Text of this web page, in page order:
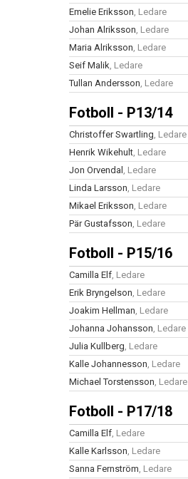
Emelie Eriksson, Ledare
Johan Alriksson, Ledare
Maria Alriksson, Ledare
Seif Malik, Ledare
Tullan Andersson, Ledare
Fotboll - P13/14
Christoffer Swartling, Ledare
Henrik Wikehult, Ledare
Jon Orvendal , Ledare
Linda Larsson, Ledare
Mikael Eriksson, Ledare
Pär Gustafsson, Ledare
Fotboll - P15/16
Camilla Elf, Ledare
Erik Bryngelson, Ledare
Joakim Hellman, Ledare
Johanna Johansson, Ledare
Julia Kullberg, Ledare
Kalle Johannesson, Ledare
Michael Torstensson, Ledare
Fotboll - P17/18
Camilla Elf, Ledare
Kalle Karlsson, Ledare
Sanna Fernström, Ledare